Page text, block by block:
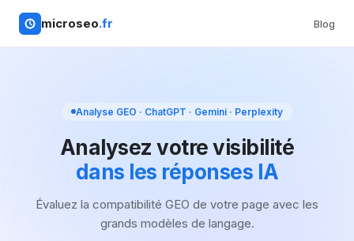
microseo.fr Blog
Analyse GEO · ChatGPT · Gemini · Perplexity
Analysez votre visibilité
dans les réponses IA
Évaluez la compatibilité GEO de votre page avec les
grands modèles de langage.